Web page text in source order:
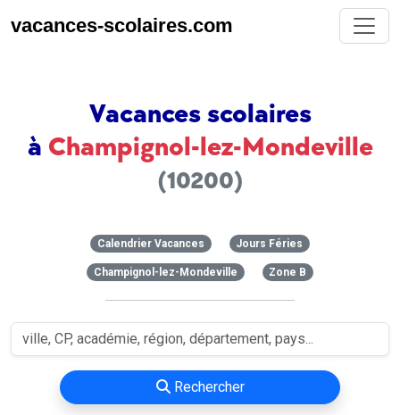
vacances-scolaires.com
Vacances scolaires
à Champignol-lez-Mondeville
(10200)
Calendrier Vacances Jours Féries
Champignol-lez-Mondeville Zone B
Rechercher